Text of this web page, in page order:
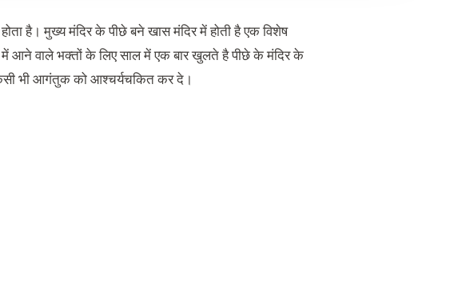
है। मुख्य मंदिर के पीछे बने खास मंदिर में होती है एक विशेष
में आने वाले भक्तों के लिए साल में एक बार खुलते है पीछे के मंदिर के
भी आगंतुक को आश्चर्यचकित कर दे।